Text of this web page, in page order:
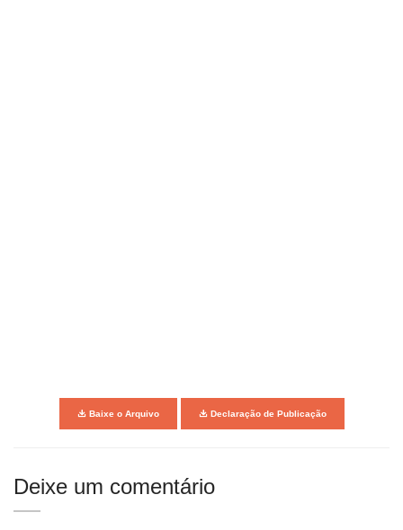
Baixe o Arquivo Declaração de Publicação
Deixe um comentário